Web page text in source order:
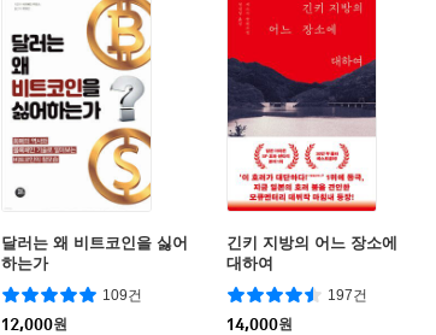
달러는 왜 비트코인을 싫어
하는가
109건
12,000원
긴키 지방의 어느 장소에
대하여
197건
14,000원